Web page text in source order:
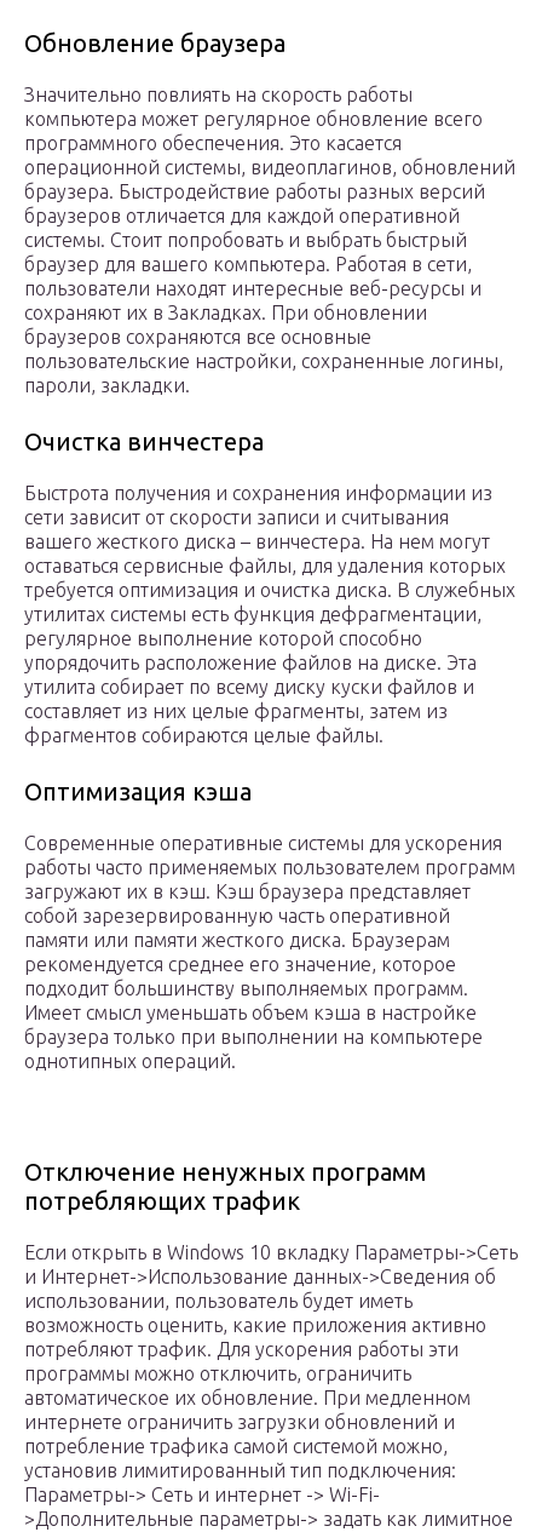
Обновление браузера
Значительно повлиять на скорость работы
компьютера может регулярное обновление всего
программного обеспечения. Это касается
операционной системы, видеоплагинов, обновлений
браузера. Быстродействие работы разных версий
браузеров отличается для каждой оперативной
системы. Стоит попробовать и выбрать быстрый
браузер для вашего компьютера. Работая в сети,
пользователи находят интересные веб-ресурсы и
сохраняют их в Закладках. При обновлении
браузеров сохраняются все основные
пользовательские настройки, сохраненные логины,
пароли, закладки.
Очистка винчестера
Быстрота получения и сохранения информации из
сети зависит от скорости записи и считывания
вашего жесткого диска – винчестера. На нем могут
оставаться сервисные файлы, для удаления которых
требуется оптимизация и очистка диска. В служебных
утилитах системы есть функция дефрагментации,
регулярное выполнение которой способно
упорядочить расположение файлов на диске. Эта
утилита собирает по всему диску куски файлов и
составляет из них целые фрагменты, затем из
фрагментов собираются целые файлы.
Оптимизация кэша
Современные оперативные системы для ускорения
работы часто применяемых пользователем программ
загружают их в кэш. Кэш браузера представляет
собой зарезервированную часть оперативной
памяти или памяти жесткого диска. Браузерам
рекомендуется среднее его значение, которое
подходит большинству выполняемых программ.
Имеет смысл уменьшать объем кэша в настройке
браузера только при выполнении на компьютере
однотипных операций.
Отключение ненужных программ
потребляющих трафик
Если открыть в Windows 10 вкладку Параметры->Сеть
и Интернет->Использование данных->Сведения об
использовании, пользователь будет иметь
возможность оценить, какие приложения активно
потребляют трафик. Для ускорения работы эти
программы можно отключить, ограничить
автоматическое их обновление. При медленном
интернете ограничить загрузки обновлений и
потребление трафика самой системой можно,
установив лимитированный тип подключения:
Параметры-> Сеть и интернет -> Wi-Fi-
>Дополнительные параметры-> задать как лимитное